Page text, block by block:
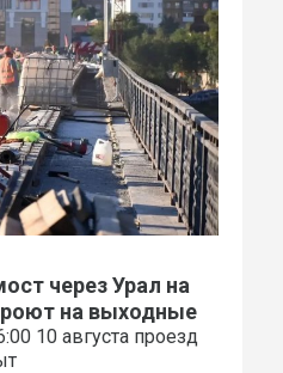
через Урал на
на выходные
10 августа проезд